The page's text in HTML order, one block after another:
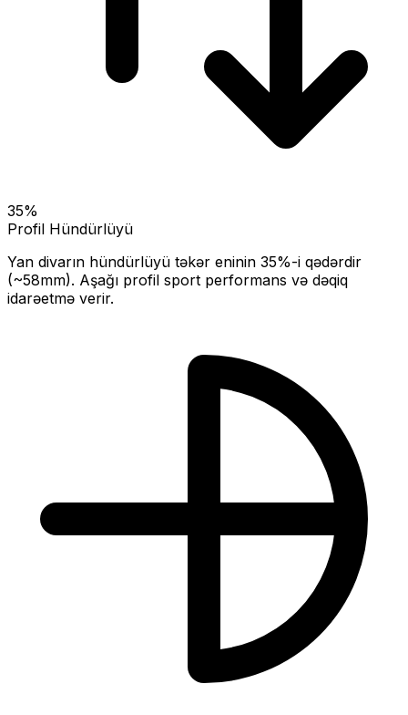
35%
Profil Hündürlüyü
Yan divarın hündürlüyü təkər eninin 35%-i qədərdir
(~58mm). Aşağı profil sport performans və dəqiq
idarəetmə verir.